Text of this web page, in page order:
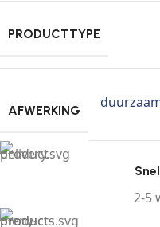
PRODUCTTYPE
AFWERKING
2-5